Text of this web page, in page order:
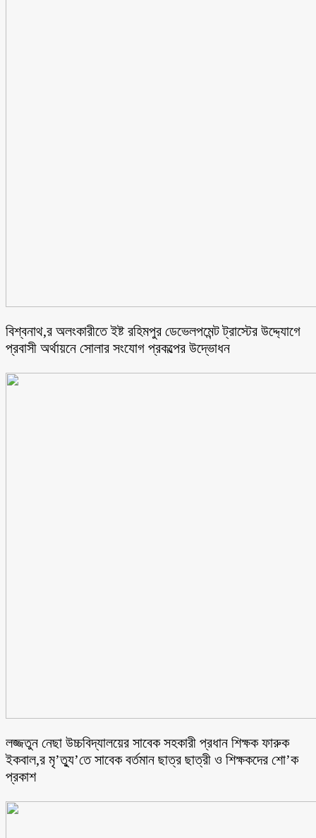
বিশ্বনাথ,র অলংকারীতে ইষ্ট রহিমপুর ডেভেলপমেন্ট ট্রাস্টের উদ্দ্যোগে
প্রবাসী অর্থায়নে সোলার সংযোগ প্রকল্পের উদ্ভোধন
লজ্জতুন নেছা উচ্চবিদ্যালয়ের সাবেক সহকারী প্রধান শিক্ষক ফারুক
ইকবাল,র মৃ’ত্যু’তে সাবেক বর্তমান ছাত্র ছাত্রী ও শিক্ষকদের শো’ক
প্রকাশ